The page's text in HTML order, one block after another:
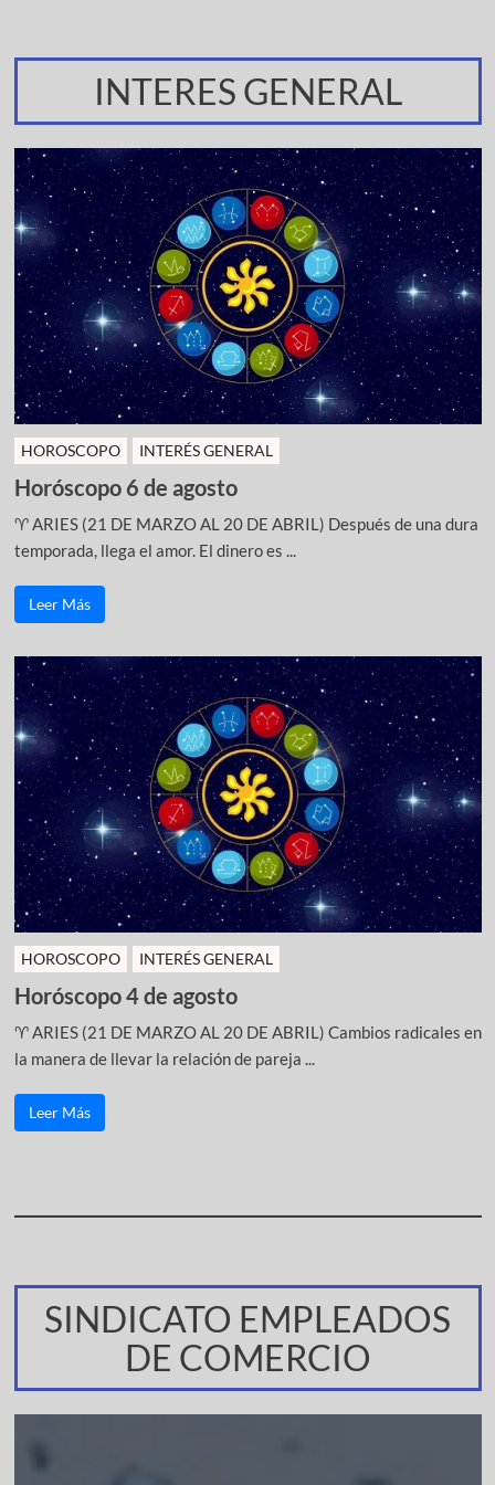
INTERES GENERAL
HOROSCOPO INTERÉS GENERAL
Horóscopo 6 de agosto
♈ ARIES (21 DE MARZO AL 20 DE ABRIL) Después de una dura
temporada, llega el amor. El dinero es ...
Leer Más
HOROSCOPO INTERÉS GENERAL
Horóscopo 4 de agosto
♈ ARIES (21 DE MARZO AL 20 DE ABRIL) Cambios radicales en
la manera de llevar la relación de pareja ...
Leer Más
SINDICATO EMPLEADOS
DE COMERCIO